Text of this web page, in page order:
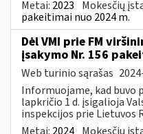
Metai: 2023 Mokesčių
pakeitimai nuo 2024 m.
Dėl VMI prie FM
įsakymo Nr. 156
Web turinio sąrašas
Informuojame, kad buvo
lapkričio 1 d. įsigalioja
inspekcijos prie Lietuvos
Metai: 2024 Mokesčių